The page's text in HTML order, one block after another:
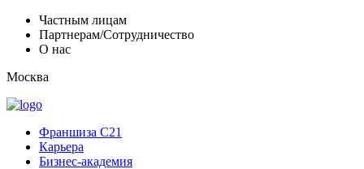
Частным лицам
Партнерам/Сотрудничество
О нас
Москва
Франшиза C21
Карьера
Бизнес-академия